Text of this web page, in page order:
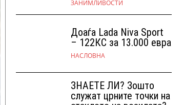
ЗАНИМЛИВОСТИ
Доаѓа Lada Niva Sport
– 122КС за 13.000 евра
НАСЛОВНА
ЗНАЕТЕ ЛИ? Зошто
служат црните точки на